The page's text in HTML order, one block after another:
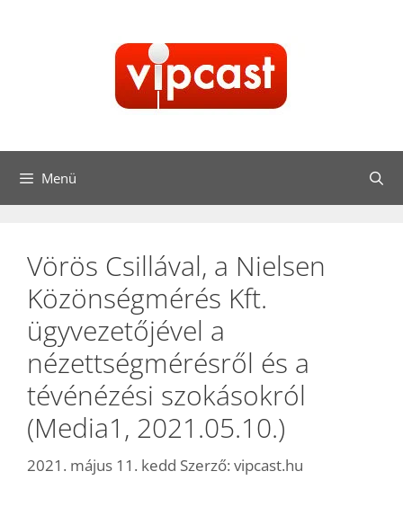
Menü
Vörös Csillával, a Nielsen
Közönségmérés Kft.
ügyvezetőjével a
nézettségmérésről és a
tévénézési szokásokról
(Media1, 2021.05.10.)
2021. május 11. kedd Szerző: vipcast.hu